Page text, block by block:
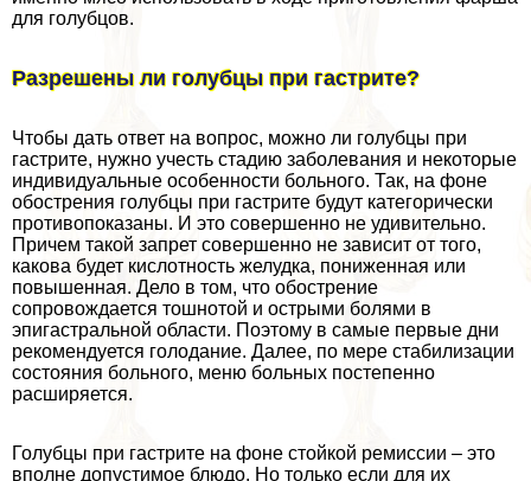
для гoлyбцов.
Разрешены ли гoлyбцы при гастрите?
Чтобы дать ответ на вопрос, можно ли гoлyбцы при
гастрите, нужно учесть стадию заболевания и некоторые
индивидуальные особенности больного. Так, на фоне
обострения гoлyбцы при гастрите будут категорически
противопоказаны. И это совершенно не удивительно.
Причем такой запрет совершенно не зависит от того,
какова будет кислотность желудка, пониженная или
повышенная. Дело в том, что обострение
сопровождается тошнотой и острыми болями в
эпигастральной области. Поэтому в самые первые дни
рекомендуется голодание. Далее, по мере стабилизации
состояния больного, меню больных постепенно
расширяется.
Голубцы при гастрите на фоне стойкой ремиссии – это
вполне допустимое блюдо. Но только если для их